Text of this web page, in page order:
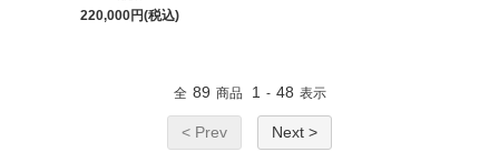
220,000円(税込)
全 89 商品 1 - 48 表示
< Prev Next >